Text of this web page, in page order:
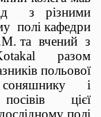
з різними
полі кафедри
та вчений з
otakal
разом
польової
і
цієї
полі